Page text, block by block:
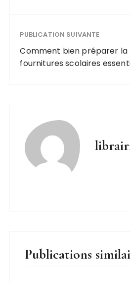
PUBLICATION SUIVANTE
Comment bien préparer la
fournitures scolaires
Publications